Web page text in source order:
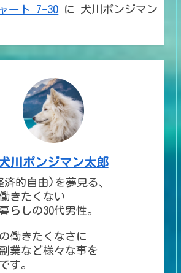
ート 7ｰ30 に 犬川ポンジマン
川ポンジマン太郎
済的自由)を夢見る、
きたくない
らしの30代男性。
働きたくなさに
業など様々な事を
す。